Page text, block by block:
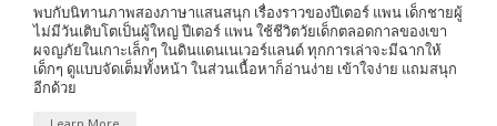
พบกับนิทานภาพสองภาษาแสนสนุก เรื่องราวของปีเตอร์ แพน เด็กชายผู้
ไม่มีวันเติบโตเป็นผู้ใหญ่ ปีเตอร์ แพน ใช้ชีวิตวัยเด็กตลอดกาลของเขา
ผจญภัยในเกาะเล็กๆ ในดินแดนเนเวอร์แลนด์ ทุกการเล่าจะมีฉากให้
เด็กๆ ดูแบบจัดเต็มทั้งหน้า ในส่วนเนื้อหาก็อ่านง่าย เข้าใจง่าย แถมสนุก
อีกด้วย